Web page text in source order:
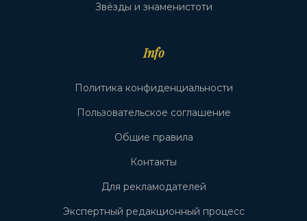
Звёзды и знаменистоти
Info
Политика конфиденциальности
Пользовательское соглашение
Общие правила
Контакты
Для рекламодателей
Экспертный редакционный процесс